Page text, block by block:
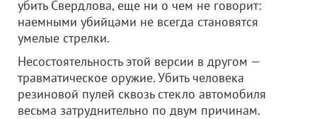
убить Свердлова, еще ни о чем не говорит:
наемными убийцами не всегда становятся
умелые стрелки.
Несостоятельность этой версии в другом —
травматическое оружие. Убить человека
резиновой пулей сквозь стекло автомобиля
весьма затруднительно по двум причинам.